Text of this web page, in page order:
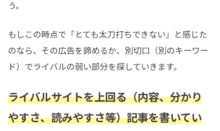
う。
もしこの時点で「とても太刀打ちできない」と感じた
のなら、その広告を諦めるか、別切口（別のキーワー
ド）でライバルの弱い部分を探していきます。
ライバルサイトを上回る（内容、分かり
やすさ、読みやすさ等）記事を書いてい